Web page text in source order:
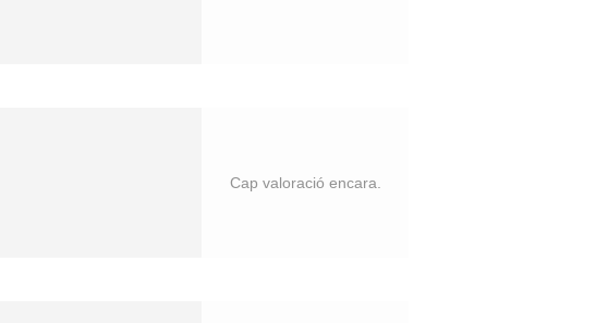
Cap valoració encara.